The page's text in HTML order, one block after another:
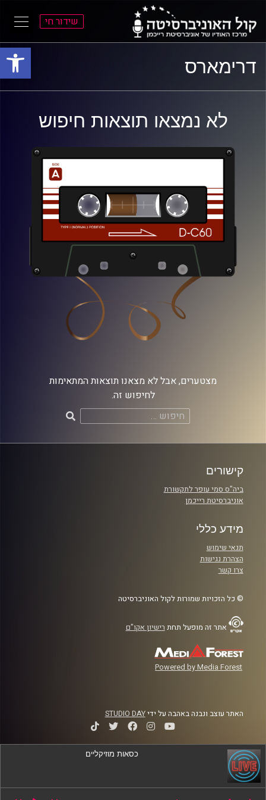
פתח
התפריט
הראשי
התוכן
הראשי
שידור חי
דרימארס
לא נמצאו תוצאות חיפוש
מצטערים, אבל לא מצאנו תוצאות המתאימות
לחיפוש זה.
חיפוש:
קישורים
ביה"ס סמי עופר לתקשורת
אוניברסיטת רייכמן
מידע כללי
תנאי שימוש
הצהרת נגישות
צרו קשר
© כל הזכויות שמורות לקול האוניברסיטה
אתר זה מופעל תחת רישיון אקו"ם
Powered by Media Forest
האתר עוצב ונבנה באהבה על ידיSTUDIO DAY
כסאות מוזיקליים